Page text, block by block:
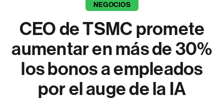
NEGOCIOS
CEO de TSMC promete
aumentar en más de 30%
los bonos a empleados
por el auge de la IA